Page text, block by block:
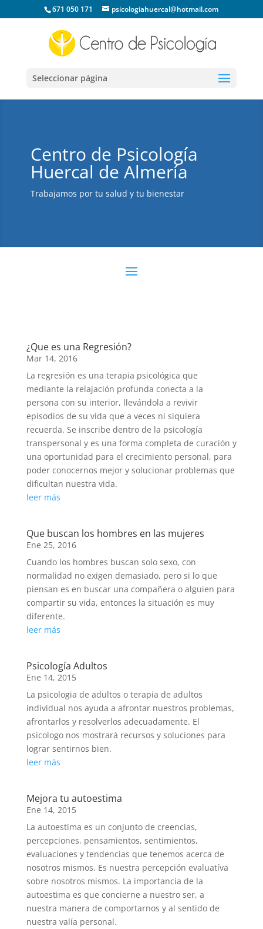
671 050 171 psicologiahuercal@hotmail.com
Seleccionar página
Centro de Psicología
Huercal de Almería
Trabajamos por tu salud y tu bienestar
¿Que es una Regresión?
Mar 14, 2016
La regresión es una terapia psicológica que
mediante la relajación profunda conecta a la
persona con su interior, llevándola a revivir
episodios de su vida que a veces ni siquiera
recuerda. Se inscribe dentro de la psicología
transpersonal y es una forma completa de curación y
una oportunidad para el crecimiento personal, para
poder conocernos mejor y solucionar problemas que
dificultan nuestra vida.
leer más
Que buscan los hombres en las mujeres
Ene 25, 2016
Cuando los hombres buscan solo sexo, con
normalidad no exigen demasiado, pero si lo que
piensan es en buscar una compañera o alguien para
compartir su vida, entonces la situación es muy
diferente.
leer más
Psicología Adultos
Ene 14, 2015
La psicologia de adultos o terapia de adultos
individual nos ayuda a afrontar nuestros problemas,
afrontarlos y resolverlos adecuadamente. El
psicologo nos mostrará recursos y soluciones para
lograr sentirnos bien.
leer más
Mejora tu autoestima
Ene 14, 2015
La autoestima es un conjunto de creencias,
percepciones, pensamientos, sentimientos,
evaluaciones y tendencias que tenemos acerca de
nosotros mismos. Es nuestra percepción evaluatíva
sobre nosotros mismos. La importancia de la
autoestima es que concierne a nuestro ser, a
nuestra manera de comportarnos y al sentido de
nuestra valía personal.